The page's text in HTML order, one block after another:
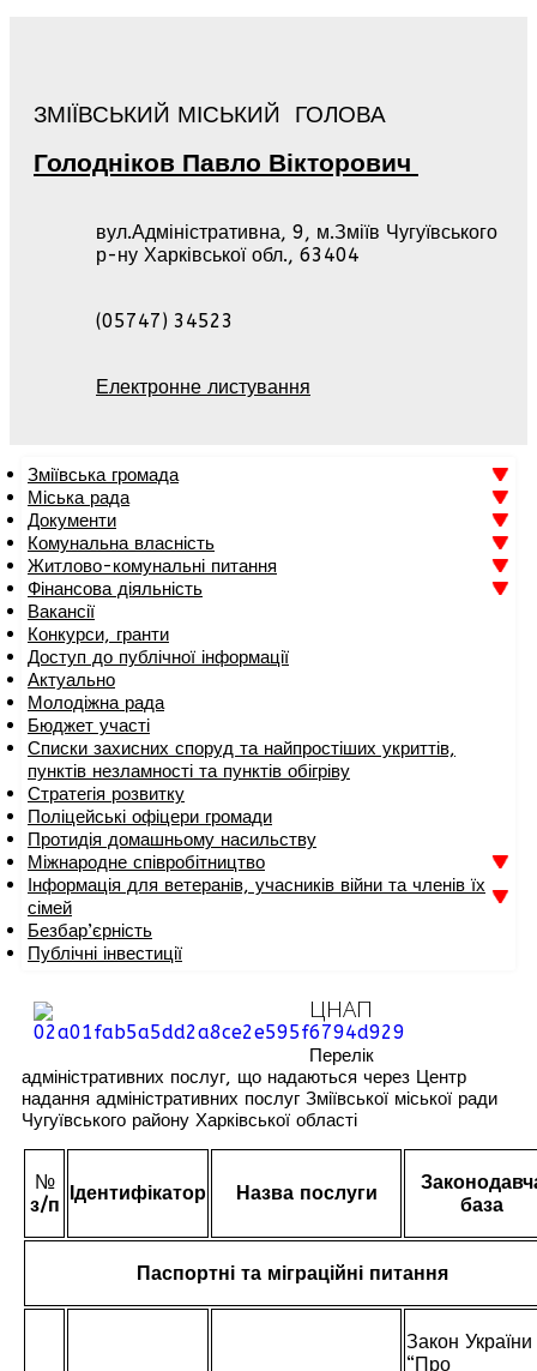
ЗМІЇВСЬКИЙ МІСЬКИЙ ГОЛОВА
Голодніков Павло Вікторович
вул.Адміністративна, 9, м.Зміїв Чугуївського
р-ну Харківської обл., 63404
(05747) 34523
Електронне листування
Зміївська громада
Міська рада
Документи
Комунальна власність
Житлово-комунальні питання
Фінансова діяльність
Вакансії
Конкурси, гранти
Доступ до публічної інформації
Актуально
Молодіжна рада
Бюджет участі
Списки захисних споруд та найпростіших укриттів,
пунктів незламності та пунктів обігріву
Стратегія розвитку
Поліцейські офіцери громади
Протидія домашньому насильству
Міжнародне співробітництво
Інформація для ветеранів, учасників війни та членів їх
сімей
Безбар’єрність
Публічні інвестиції
ЦНАП
Перелік
адміністративних послуг, що надаються через Центр
надання адміністративних послуг Зміївської міської ради
Чугуївського району Харківської області
№
з/п
Ідентифікатор Назва послуги
база
Паспортні та міграційні питання
Закон України
“Про